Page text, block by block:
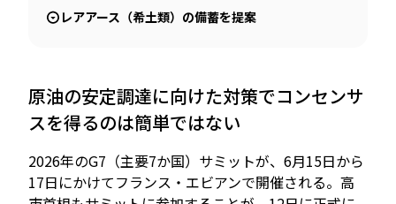
レアアース（希土類）の備蓄を提案
原油の安定調達に向けた対策でコンセンサ
スを得るのは簡単ではない
2026年のG7（主要7か国）サミットが、6月15日から
17日にかけてフランス・エビアンで開催される。高